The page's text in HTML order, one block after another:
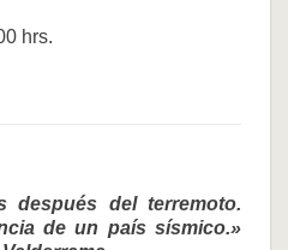
hrs.
después del terremoto.
de un país sísmico.»